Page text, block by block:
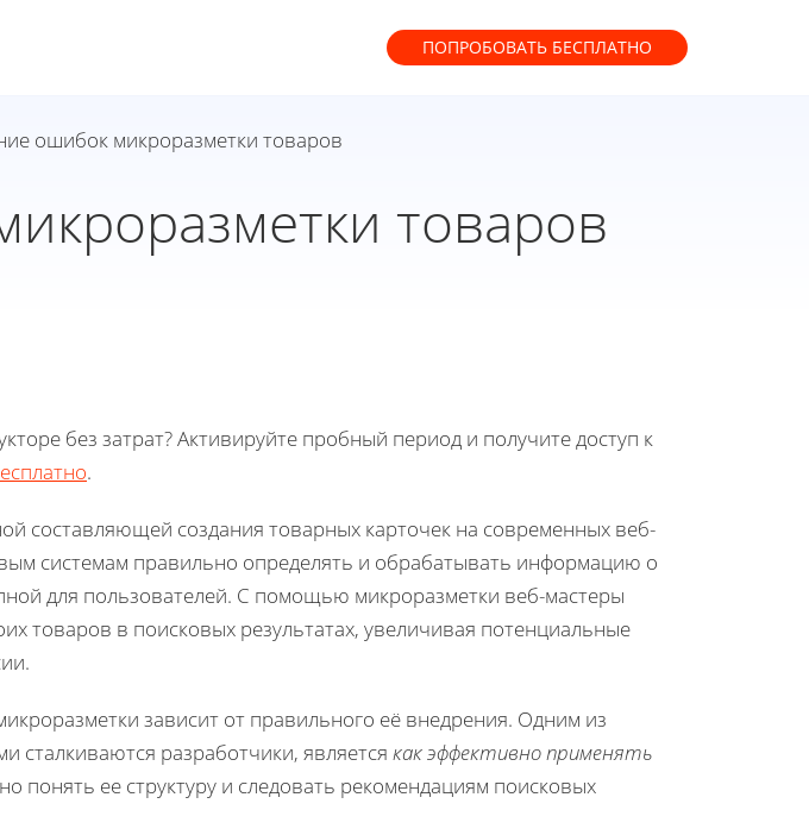
ПОПРОБОВАТЬ БЕСПЛАТНО
ошибок микроразметки товаров
товаров
без затрат? Активируйте пробный период и получите доступ к
.
составляющей создания товарных карточек на современных веб-
системам правильно определять и обрабатывать информацию о
для пользователей. С помощью микроразметки веб-мастеры
товаров в поисковых результатах, увеличивая потенциальные
зависит от правильного её внедрения. Одним из
сталкиваются разработчики, является как эффективно применять
понять ее структуру и следовать рекомендациям поисковых